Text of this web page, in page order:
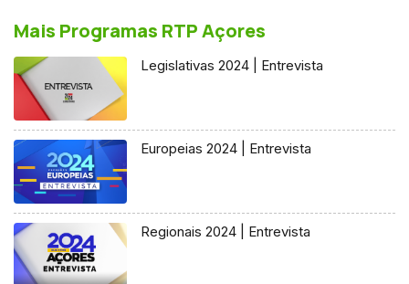
Mais Programas RTP Açores
Legislativas 2024 | Entrevista
Europeias 2024 | Entrevista
Regionais 2024 | Entrevista